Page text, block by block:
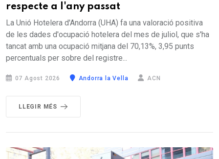
respecte a l'any passat
La Unió Hotelera d'Andorra (UHA) fa una valoració positiva
de les dades d'ocupació hotelera del mes de juliol, que s'ha
tancat amb una ocupació mitjana del 70,13%, 3,95 punts
percentuals per sobre del registre...
07 Agost 2026 Andorra la Vella ACN
LLEGIR MÉS